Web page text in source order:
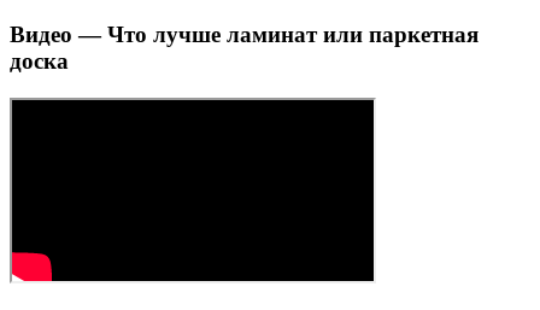
Видео — Что лучше ламинат или паркетная
доска